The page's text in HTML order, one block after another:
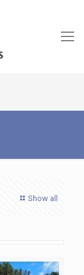
Show all